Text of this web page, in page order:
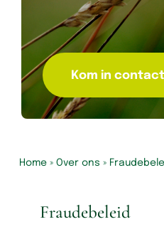
Kom in contact
Home» Over ons »
Fraudebeleid